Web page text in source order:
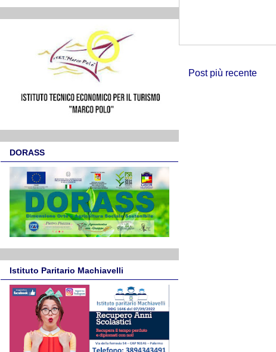
Post più recente
DORASS
Istituto Paritario Machiavelli